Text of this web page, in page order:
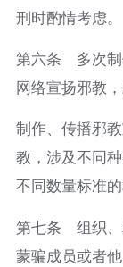
刑时酌情考虑。
第六条 多次制
网络宣扬邪教
制作、传播邪
教，涉及不同
不同数量标准
第七条 组织、
蒙骗成员或者